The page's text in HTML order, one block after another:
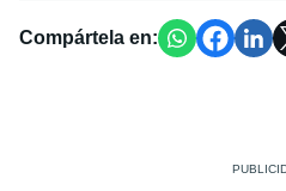
Compártela en: